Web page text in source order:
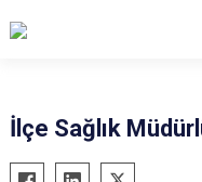
Anamur
İlçe Sağlık